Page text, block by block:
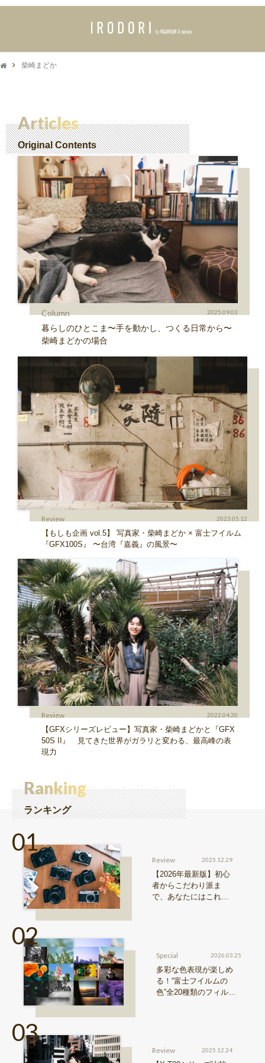
柴崎まどか
Articles
Original Contents
Column 2025.09.03
暮らしのひとこま〜手を動かし、つくる日常から〜
柴崎まどかの場合
Review 2023.05.12
【もしも企画 vol.5】 写真家・柴崎まどか × 富士フイルム
『GFX100S』 〜台湾『嘉義』の風景〜
Review 2022.04.20
【GFXシリーズレビュー】写真家・柴崎まどかと『GFX
50S II』 見てきた世界がガラリと変わる、最高峰の表
現力
Ranking
ランキング
Review 2025.12.29
【2026年最新版】初心
者からこだわり派ま
で、あなたにはこれが
Special 2026.03.25
多彩な色表現が楽しめ
る！“富士フイルムの
色”全20種類のフィルム
Review 2025.12.24